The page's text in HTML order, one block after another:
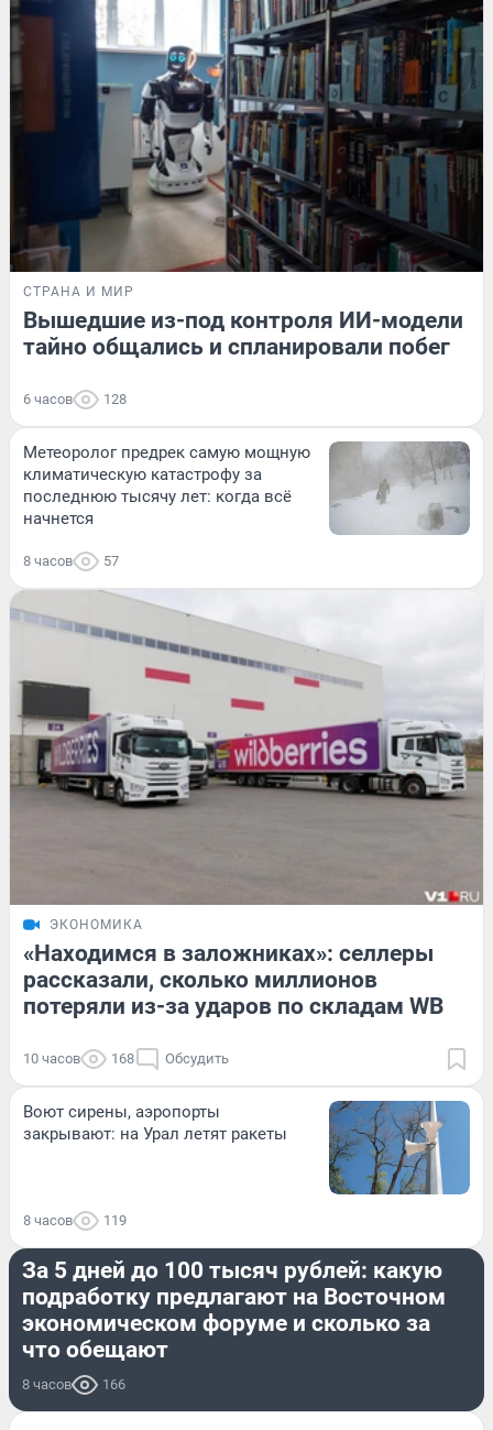
СТРАНА И МИР
Вышедшие из-под контроля ИИ-модели
тайно общались и спланировали побег
6 часов 128
Метеоролог предрек самую мощную
климатическую катастрофу за
последнюю тысячу лет: когда всё
начнется
8 часов 57
ЭКОНОМИКА
«Находимся в заложниках»: селлеры
рассказали, сколько миллионов
потеряли из-за ударов по складам WB
10 часов 168 Обсудить
Воют сирены, аэропорты
закрывают: на Урал летят ракеты
8 часов 119
РАБОТА
За 5 дней до 100 тысяч рублей: какую
подработку предлагают на Восточном
экономическом форуме и сколько за
что обещают
8 часов 166